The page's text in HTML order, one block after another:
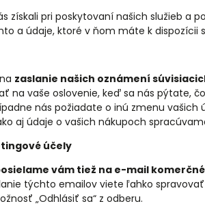
získali pri poskytovaní našich služieb a
a údaje, ktoré v ňom máte k dispozícii
zaslanie našich oznámení
na vaše oslovenie, keď sa nás pýtate,
nás požiadate o inú zmenu
aj údaje o vašich nákupoch
účely
vám tiež na e-mail
týchto emailov viete ľahko
„Odhlásiť sa“ z odberu.